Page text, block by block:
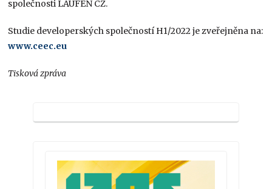
společnosti LAUFEN CZ.
Studie developerských společností H1/2022 je zveřejněna na:
www.ceec.eu
Tisková zpráva